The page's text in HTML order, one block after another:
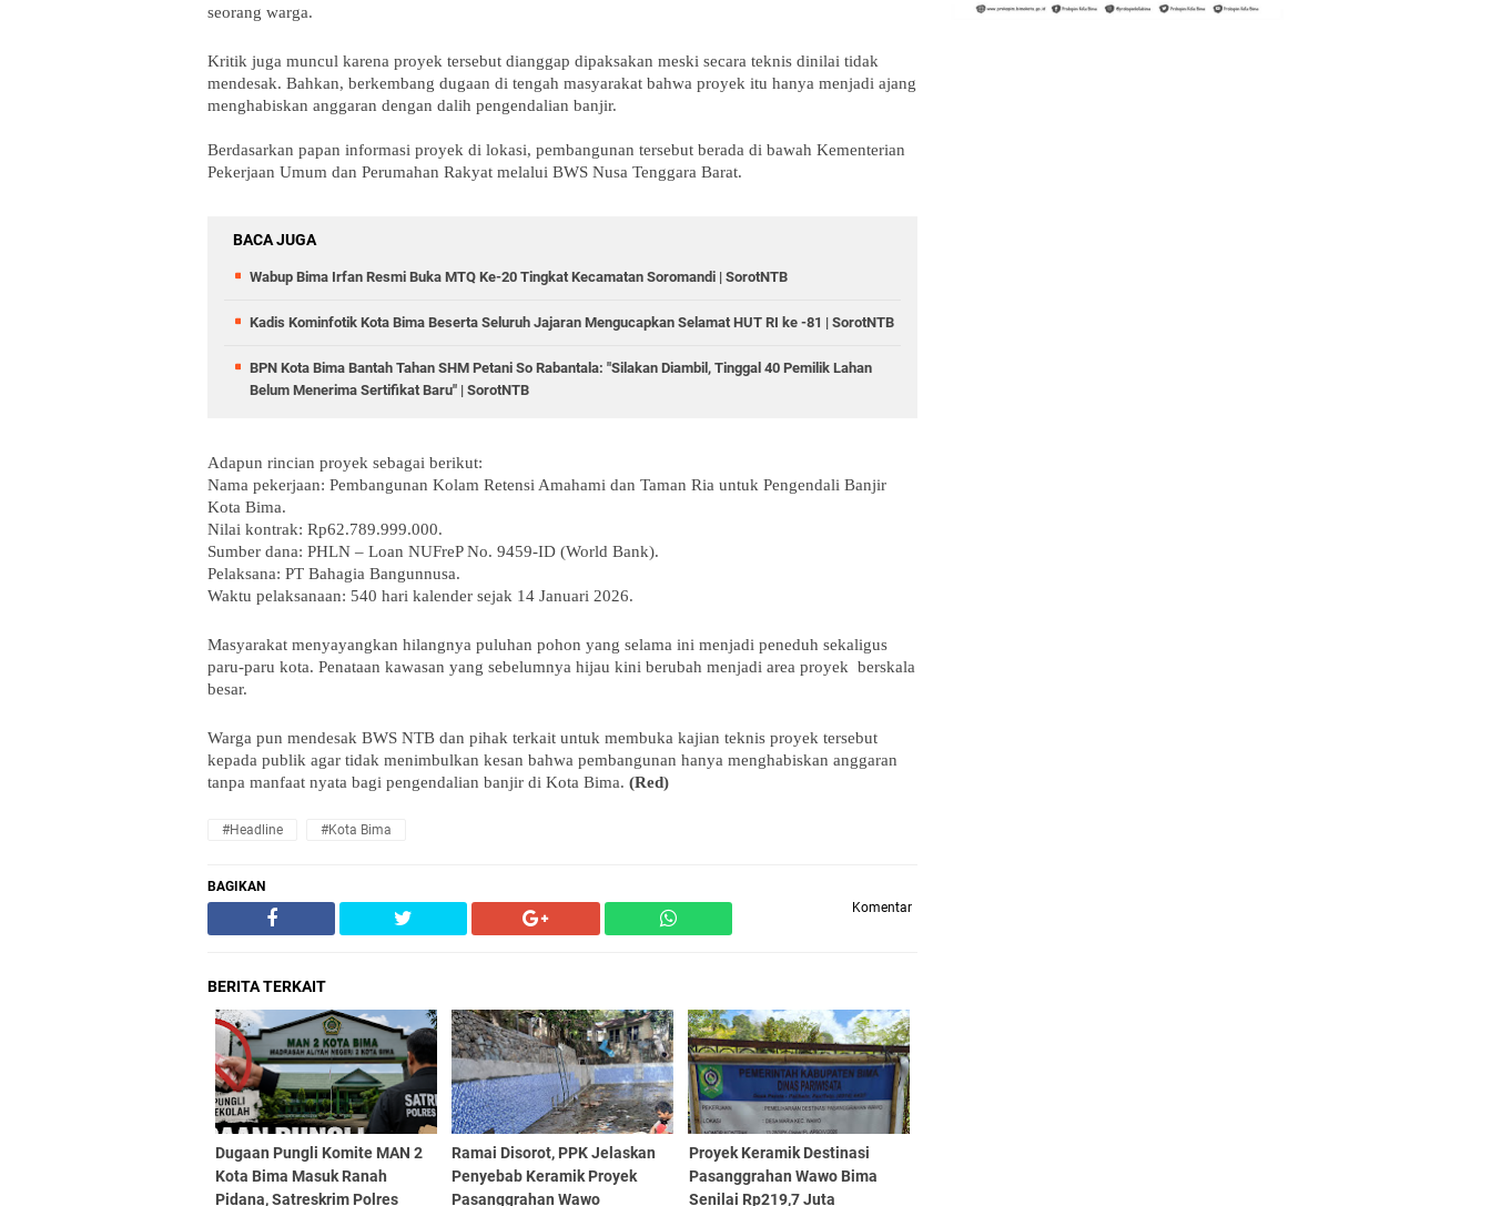
seorang warga.
Kritik juga muncul karena proyek tersebut dianggap dipaksakan meski secara teknis dinilai tidak
mendesak. Bahkan, berkembang dugaan di tengah masyarakat bahwa proyek itu hanya menjadi ajang
menghabiskan anggaran dengan dalih pengendalian banjir.
Berdasarkan papan informasi proyek di lokasi, pembangunan tersebut berada di bawah Kementerian
Pekerjaan Umum dan Perumahan Rakyat melalui BWS Nusa Tenggara Barat.
BACA JUGA
Wabup Bima Irfan Resmi Buka MTQ Ke-20 Tingkat Kecamatan Soromandi | SorotNTB ‎
Kadis Kominfotik Kota Bima Beserta Seluruh Jajaran Mengucapkan Selamat HUT RI ke -81 | SorotNTB
BPN Kota Bima Bantah Tahan SHM Petani So Rabantala: "Silakan Diambil, Tinggal 40 Pemilik Lahan
Belum Menerima Sertifikat Baru" | SorotNTB
Adapun rincian proyek sebagai berikut:
Nama pekerjaan: Pembangunan Kolam Retensi Amahami dan Taman Ria untuk Pengendali Banjir
Kota Bima.
Nilai kontrak: Rp62.789.999.000.
Sumber dana: PHLN – Loan NUFreP No. 9459-ID (World Bank).
Pelaksana: PT Bahagia Bangunnusa.
Waktu pelaksanaan: 540 hari kalender sejak 14 Januari 2026.
Masyarakat menyayangkan hilangnya puluhan pohon yang selama ini menjadi peneduh sekaligus
paru-paru kota. Penataan kawasan yang sebelumnya hijau kini berubah menjadi area proyek  berskala
besar.
Warga pun mendesak BWS NTB dan pihak terkait untuk membuka kajian teknis proyek tersebut
kepada publik agar tidak menimbulkan kesan bahwa pembangunan hanya menghabiskan anggaran
tanpa manfaat nyata bagi pengendalian banjir di Kota Bima. (Red)
#Headline #Kota Bima
BAGIKAN
Komentar
BERITA TERKAIT
Dugaan Pungli Komite MAN 2
Kota Bima Masuk Ranah
Pidana, Satreskrim Polres
Ramai Disorot, PPK Jelaskan
Penyebab Keramik Proyek
Pasanggrahan Wawo
Proyek Keramik Destinasi
Pasanggrahan Wawo Bima
Senilai Rp219,7 Juta